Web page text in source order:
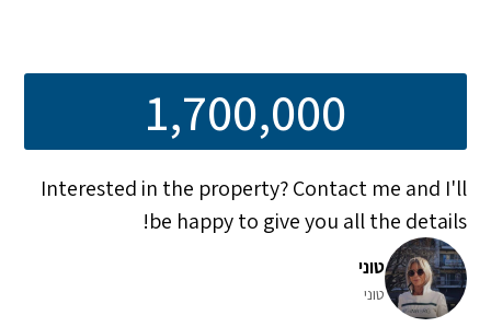
1,700,000
Interested in the property? Contact me and I'll
be happy to give you all the details!
טוני
טוני